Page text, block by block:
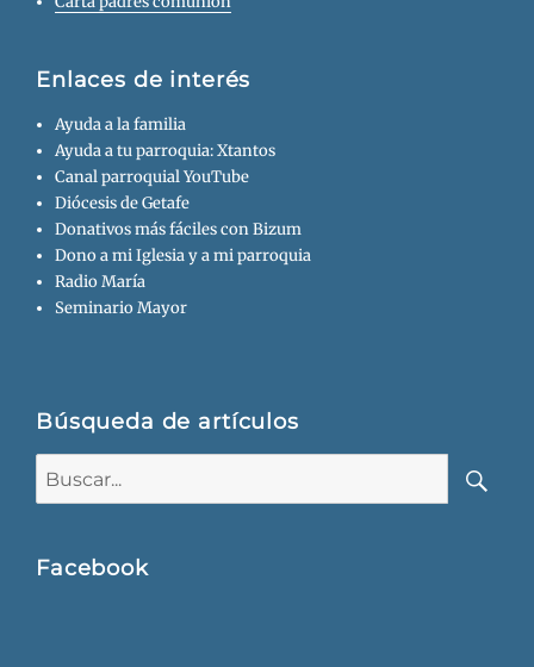
Enlaces de interés
Ayuda a la familia
Ayuda a tu parroquia: Xtantos
Canal parroquial YouTube
Diócesis de Getafe
Donativos más fáciles con Bizum
Dono a mi Iglesia y a mi parroquia
Radio María
Seminario Mayor
Búsqueda de artículos
Facebook